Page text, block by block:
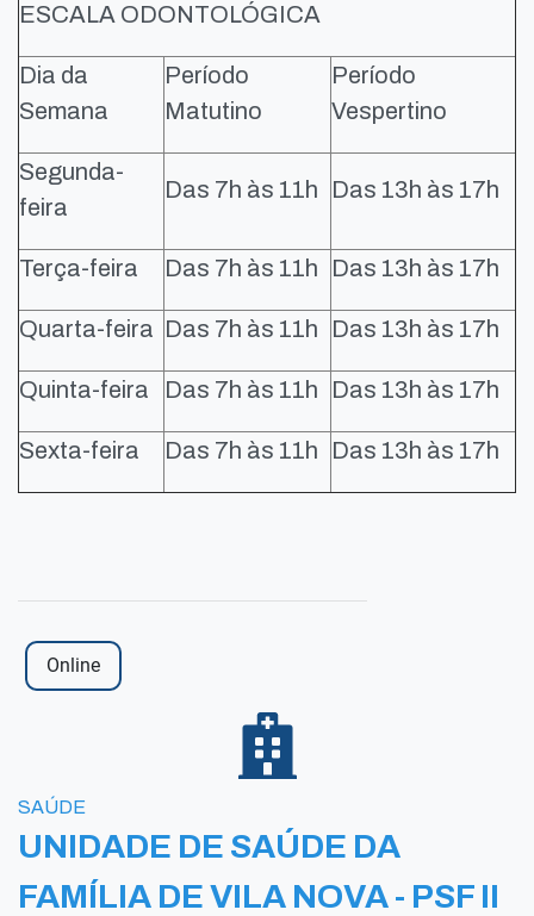
ESCALA ODONTOLÓGICA
Dia da
Semana
Período
Matutino
Período
Vespertino
Segunda-
feira
Das 7h às 11h Das 13h às 17h
Terça-feira Das 7h às 11h Das 13h às 17h
Quarta-feira Das 7h às 11h Das 13h às 17h
Quinta-feira Das 7h às 11h Das 13h às 17h
Sexta-feira Das 7h às 11h Das 13h às 17h
Online
SAÚDE
UNIDADE DE SAÚDE DA
FAMÍLIA DE VILA NOVA - PSF II